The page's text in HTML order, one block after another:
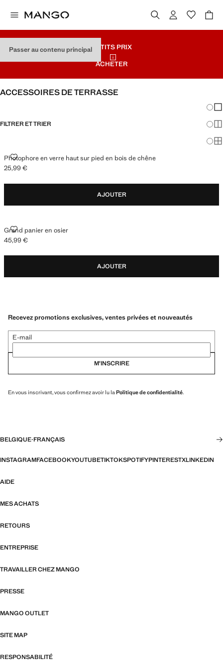
Passer au contenu principalPETITS PRIX
ACHETER
ACCESSOIRES DE TERRASSE
FILTRER ET TRIER
Photophore en verre haut sur pied en bois de chêne
PHOTOPHORE EN VERRE HAUT SUR PIED EN BOIS DE CHÊNE
Prix actuel [25,99 € ]
25,99 €
AJOUTER
Grand panier en osier
GRAND PANIER EN OSIER
Prix actuel [45,99 € ]
45,99 €
AJOUTER
Recevez promotions exclusives, ventes privées et nouveautés
E-mail
M’INSCRIRE
En vous inscrivant, vous confirmez avoir lu la Politique de confidentialité.
BELGIQUE·FRANÇAIS
INSTAGRAMFACEBOOKYOUTUBETIKTOKSPOTIFYPINTERESTXLINKEDIN
AIDE
MES ACHATS
RETOURS
ENTREPRISE
TRAVAILLER CHEZ MANGO
PRESSE
MANGO OUTLET
SITE MAP
RESPONSABILITÉ